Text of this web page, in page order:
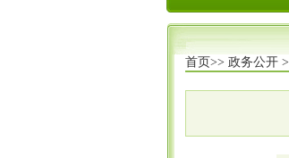
首页>> 政务公开>